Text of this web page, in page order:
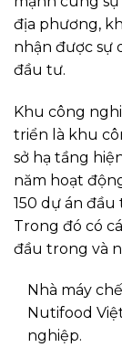
địa phương,
nhận được sự
đầu tư.
Khu công
triển là khu
sở hạ tầng
năm hoạt
150 dự án đầu
Trong đó có
đầu trong và
Nhà máy
Nutifood
nghiệp.